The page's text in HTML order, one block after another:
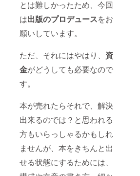
とは難しかったため、今回
は出版のプロデュースをお
願いしています。
ただ、それにはやはり、 資
金がどうしても必要なので
す。
本が売れたらそれで、解決
出来るのでは？と思われる
方もいらっしゃるかもしれ
ませんが、本をきちんと出
せる状態にするためには、